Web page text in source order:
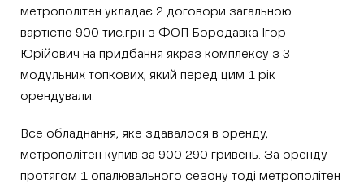
метрополітен укладає 2 договори загальною
вартістю 900 тис.грн з ФОП Бородавка Ігор
Юрійович на придбання якраз комплексу з 3
модульних топкових, який перед цим 1 рік
орендували.
Все обладнання, яке здавалося в оренду,
метрополітен купив за 900 290 гривень. За оренду
протягом 1 опалювального сезону тоді метрополітен